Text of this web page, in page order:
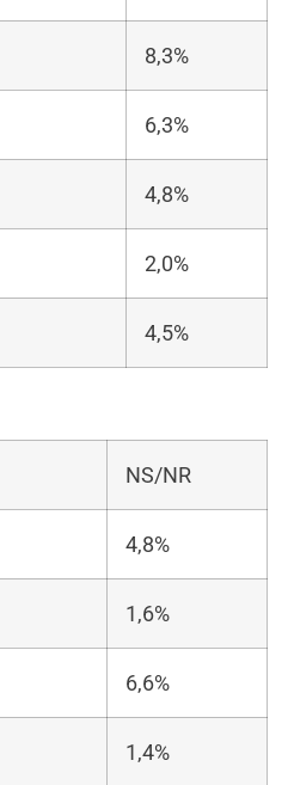
8,3%
6,3%
4,8%
2,0%
4,5%
NS/NR
4,8%
1,6%
6,6%
1,4%